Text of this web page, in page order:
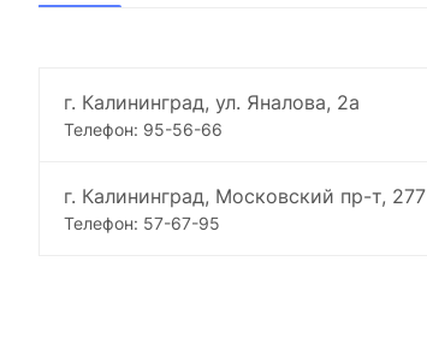
г. Калининград, ул. Яналова, 2а
Телефон: 95-56-66
г. Калининград, Московский пр-т, 277
Телефон: 57-67-95